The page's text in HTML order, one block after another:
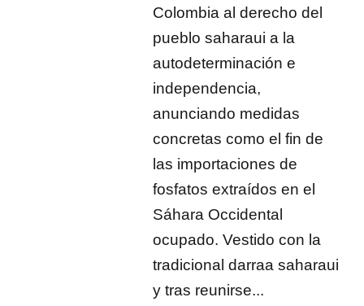
Colombia al derecho del
pueblo saharaui a la
autodeterminación e
independencia,
anunciando medidas
concretas como el fin de
las importaciones de
fosfatos extraídos en el
Sáhara Occidental
ocupado. Vestido con la
tradicional darraa saharaui
y tras reunirse...